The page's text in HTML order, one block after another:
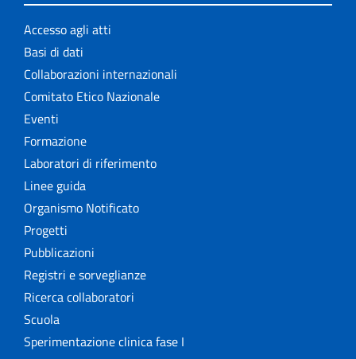
Accesso agli atti
Basi di dati
Collaborazioni internazionali
Comitato Etico Nazionale
Eventi
Formazione
Laboratori di riferimento
Linee guida
Organismo Notificato
Progetti
Pubblicazioni
Registri e sorveglianze
Ricerca collaboratori
Scuola
Sperimentazione clinica fase I